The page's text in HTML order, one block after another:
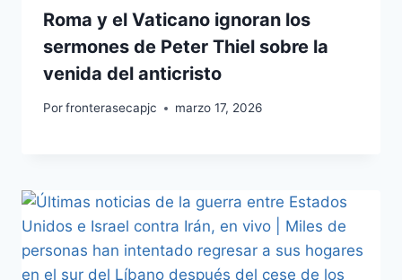
Roma y el Vaticano ignoran los
sermones de Peter Thiel sobre la
venida del anticristo
Porfronterasecapjc marzo 17, 2026